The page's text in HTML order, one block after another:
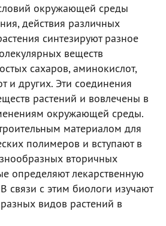
окружающей среды
действия различных
синтезируют разное
веществ
сахаров, аминокислот,
и других. Эти соединения
растений и вовлечены в
окружающей среды.
материалом для
полимеров и вступают в
вторичных
определяют лекарственную
связи с этим биологи изучают
видов растений в